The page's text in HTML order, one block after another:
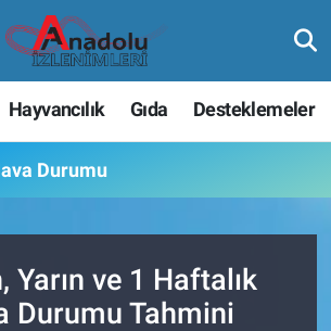
Hayvancılık Gıda Desteklemeler
Durumu
Yarın ve 1 Haftalık
Durumu Tahmini